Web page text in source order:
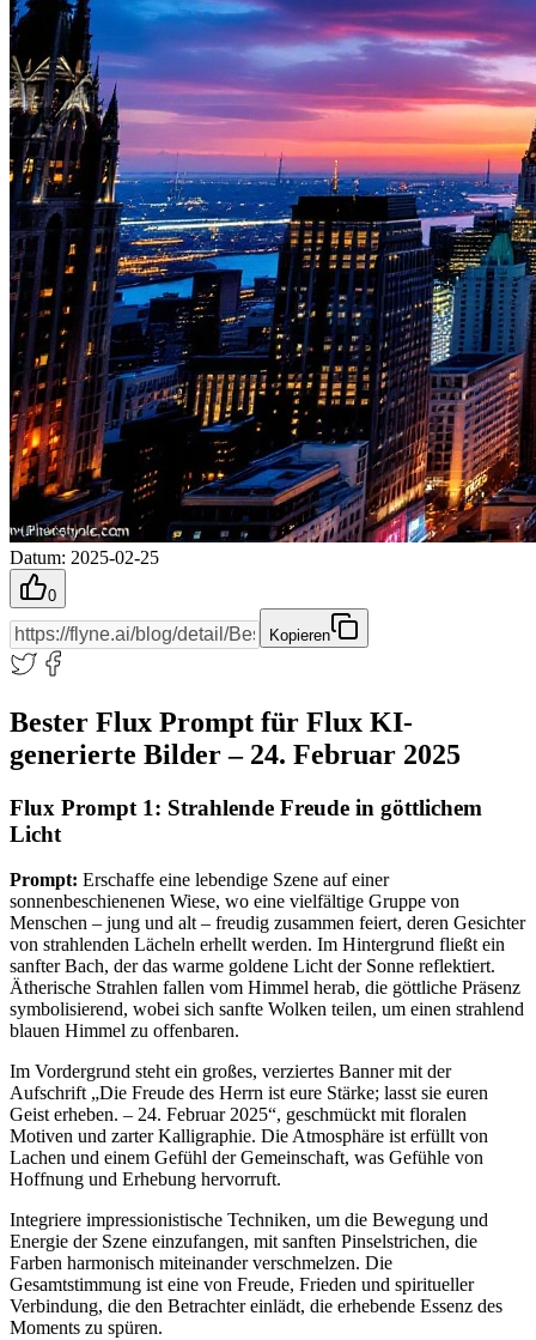
Datum: 2025-02-25
0
Kopieren
Bester Flux Prompt für Flux KI-
generierte Bilder – 24. Februar 2025
Flux Prompt 1: Strahlende Freude in göttlichem
Licht
Prompt: Erschaffe eine lebendige Szene auf einer
sonnenbeschienenen Wiese, wo eine vielfältige Gruppe von
Menschen – jung und alt – freudig zusammen feiert, deren Gesichter
von strahlenden Lächeln erhellt werden. Im Hintergrund fließt ein
sanfter Bach, der das warme goldene Licht der Sonne reflektiert.
Ätherische Strahlen fallen vom Himmel herab, die göttliche Präsenz
symbolisierend, wobei sich sanfte Wolken teilen, um einen strahlend
blauen Himmel zu offenbaren.
Im Vordergrund steht ein großes, verziertes Banner mit der
Aufschrift „Die Freude des Herrn ist eure Stärke; lasst sie euren
Geist erheben. – 24. Februar 2025“, geschmückt mit floralen
Motiven und zarter Kalligraphie. Die Atmosphäre ist erfüllt von
Lachen und einem Gefühl der Gemeinschaft, was Gefühle von
Hoffnung und Erhebung hervorruft.
Integriere impressionistische Techniken, um die Bewegung und
Energie der Szene einzufangen, mit sanften Pinselstrichen, die
Farben harmonisch miteinander verschmelzen. Die
Gesamtstimmung ist eine von Freude, Frieden und spiritueller
Verbindung, die den Betrachter einlädt, die erhebende Essenz des
Moments zu spüren.